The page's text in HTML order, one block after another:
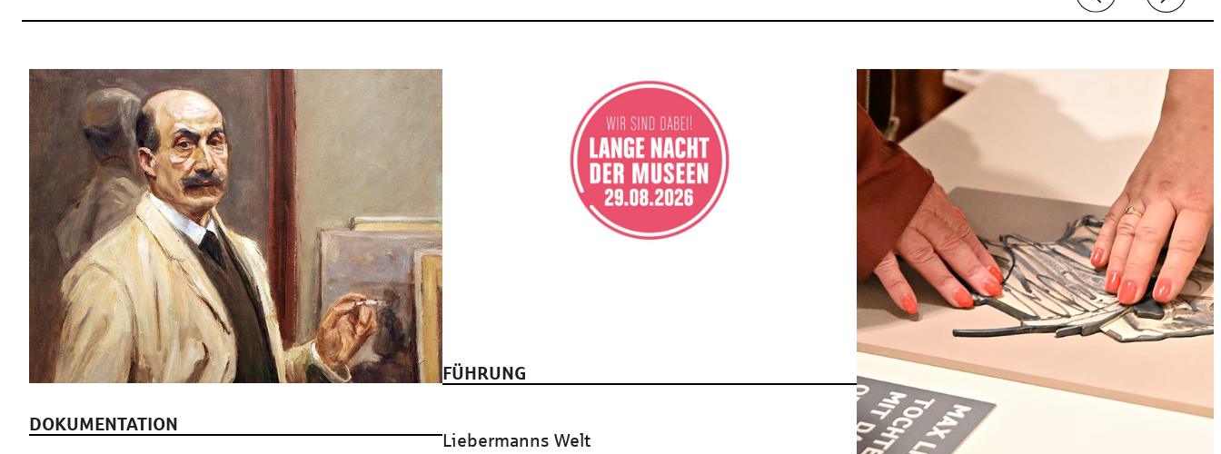
DOKUMENTATION
FÜHRUNG
Liebermanns Welt